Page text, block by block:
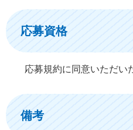
応募資格
応募規約に同意いただい
備考